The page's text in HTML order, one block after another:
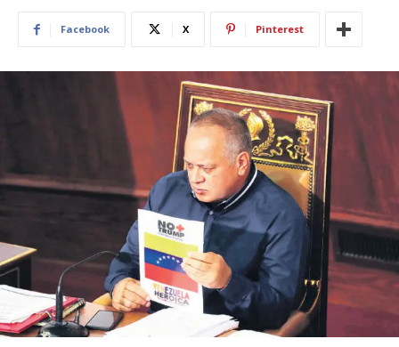
Facebook X Pinterest